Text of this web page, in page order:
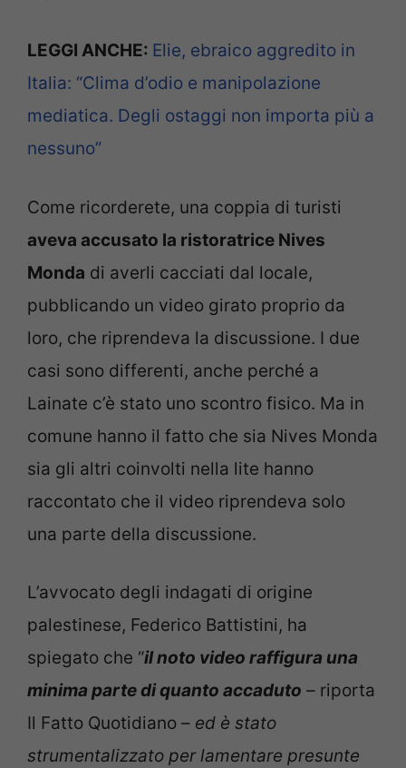
LEGGI ANCHE: Elie, ebraico aggredito in
Italia: “Clima d’odio e manipolazione
mediatica. Degli ostaggi non importa più a
nessuno”
Come ricorderete, una coppia di turisti
aveva accusato la ristoratrice Nives
Monda di averli cacciati dal locale,
pubblicando un video girato proprio da
loro, che riprendeva la discussione. I due
casi sono differenti, anche perché a
Lainate c’è stato uno scontro fisico. Ma in
comune hanno il fatto che sia Nives Monda
sia gli altri coinvolti nella lite hanno
raccontato che il video riprendeva solo
una parte della discussione.
L’avvocato degli indagati di origine
palestinese, Federico Battistini, ha
spiegato che “il noto video raffigura una
minima parte di quanto accaduto – riporta
Il Fatto Quotidiano – ed è stato
strumentalizzato per lamentare presunte